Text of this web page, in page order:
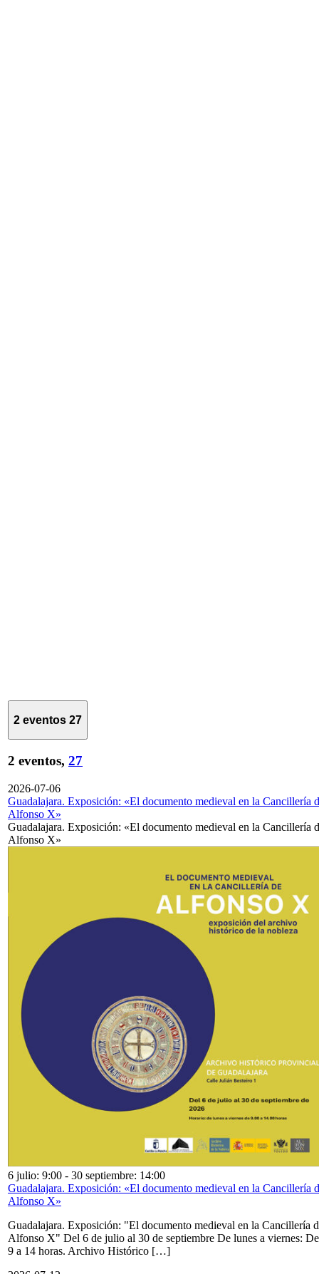
2 eventos 27
2 eventos, 27
2026-07-06
Guadalajara. Exposición: «El documento medieval en la Cancillería
Alfonso X»
Guadalajara. Exposición: «El documento medieval en la Cancillería
Alfonso X»
6 julio: 9:00 - 30 septiembre: 14:00
Guadalajara. Exposición: «El documento medieval en la Cancillería
Alfonso X»
Guadalajara. Exposición: "El documento medieval en la Cancillería
Alfonso X" Del 6 de julio al 30 de septiembre De lunes a viernes: De
9 a 14 horas. Archivo Histórico […]